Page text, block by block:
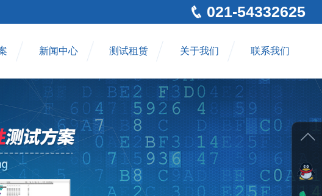
021-54332625
新闻中心 测试租赁 关于我们 联系我们